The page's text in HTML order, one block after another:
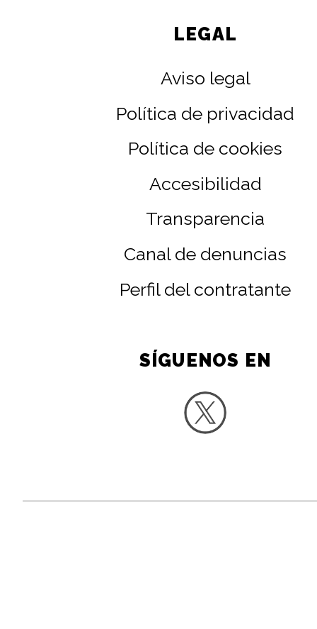
LEGAL
Aviso legal
Política de privacidad
Política de cookies
Accesibilidad
Transparencia
Canal de denuncias
Perfil del contratante
SÍGUENOS EN